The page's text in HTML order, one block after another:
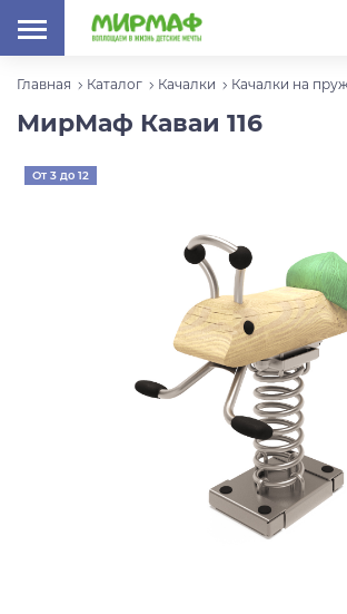
Главная Каталог Качалки Качалки на
МирМаф Каваи 116
От 3 до 12